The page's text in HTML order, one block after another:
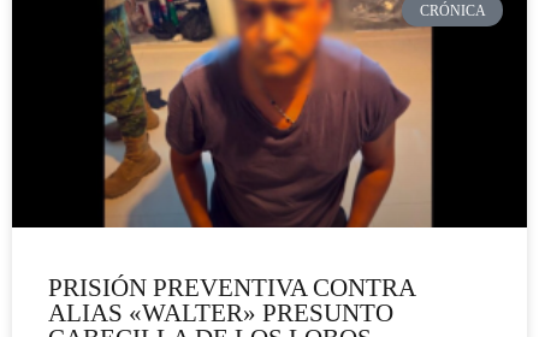
CRÓNICA
PRISIÓN PREVENTIVA CONTRA
ALIAS «WALTER» PRESUNTO